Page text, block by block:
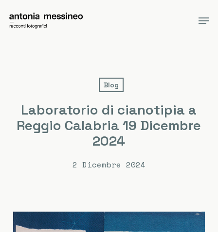
main
Blog
Laboratorio di cianotipia a
Reggio Calabria 19 Dicembre
2024
2 Dicembre 2024